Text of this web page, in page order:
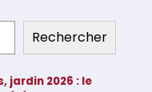
Rechercher
jardin 2026 : le